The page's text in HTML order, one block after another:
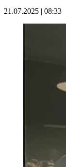
21.07.2025 | 08:33